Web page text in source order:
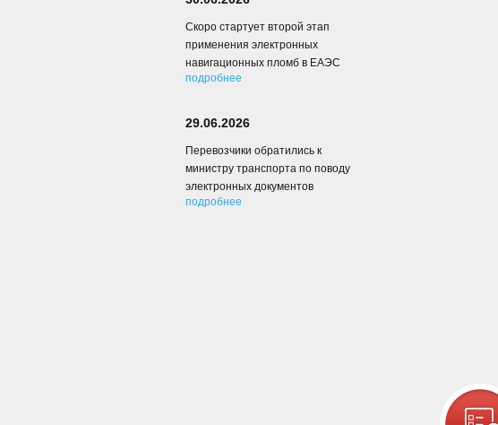
Скоро стартует второй этап
применения электронных
навигационных пломб в ЕАЭС
подробнее
29.06.2026
Перевозчики обратились к
министру транспорта по поводу
электронных документов
подробнее